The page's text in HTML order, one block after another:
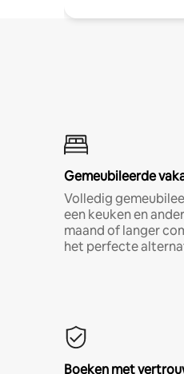
Gemeubileerde
Volledig
een keuken en
maand of langer
het perfecte
Boeken met